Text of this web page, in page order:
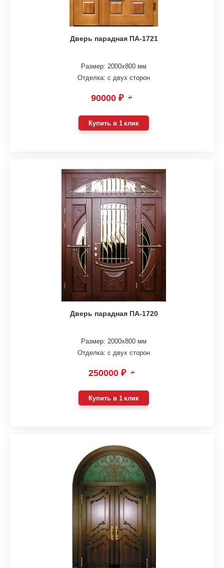
Дверь парадная ПА-1721
Размер: 2000х800 мм
Отделка: с двух сторон
90000 ₽ ₽
Купить в 1 клик
Дверь парадная ПА-1720
Размер: 2000х800 мм
Отделка: с двух сторон
250000 ₽ ₽
Купить в 1 клик